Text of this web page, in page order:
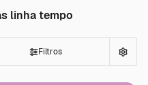
linha tempo
Filtros